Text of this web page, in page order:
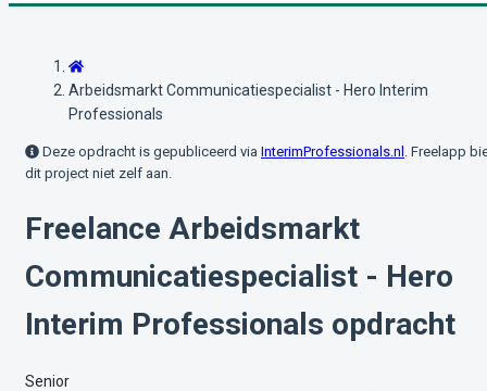
Arbeidsmarkt Communicatiespecialist - Hero Interim
Professionals
Deze opdracht is gepubliceerd via InterimProfessionals.nl . Freelapp
dit project niet zelf aan.
Freelance Arbeidsmarkt
Communicatiespecialist - Hero
Interim Professionals opdracht
Senior